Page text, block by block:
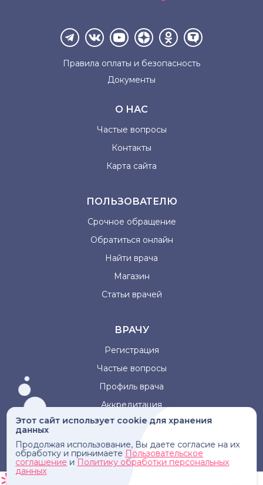
Этот сайт использует cookie для хранения
данных
Продолжая использование, Вы даете согласие на их
обработку и принимаете Пользовательское
соглашение и Политику обработки персональных
данных
Правила оплаты и безопасность
Документы
О НАС
Частые вопросы
Контакты
Карта сайта
ПОЛЬЗОВАТЕЛЮ
Срочное обращение
Обратиться онлайн
Найти врача
Магазин
Статьи врачей
ВРАЧУ
Регистрация
Частые вопросы
Профиль врача
Аккредитация
Информация, представленная на сайте, не может быть
использована для постановки диагноза, назначения
лечения и не заменяет прием врача.